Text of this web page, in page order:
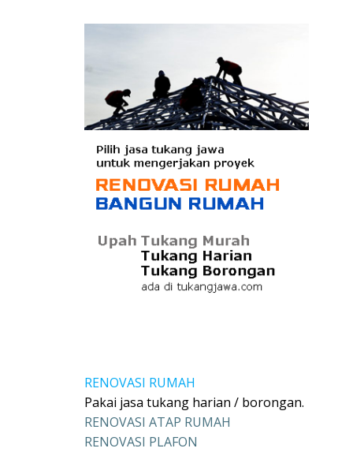
RENOVASI RUMAH
Pakai jasa tukang harian / borongan.
RENOVASI ATAP RUMAH
RENOVASI PLAFON